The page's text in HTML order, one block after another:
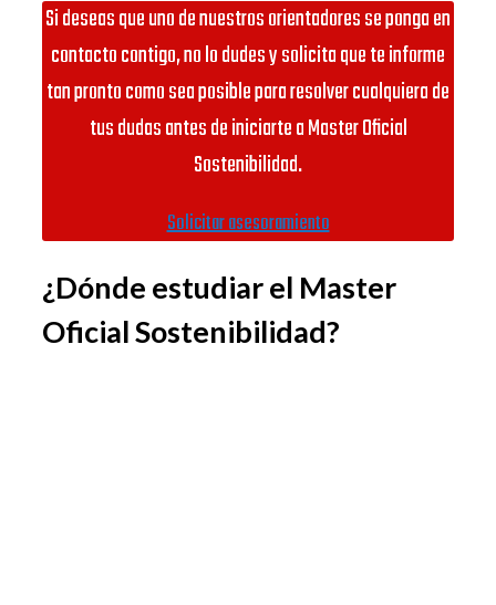
Si deseas que uno de nuestros orientadores se ponga en
contacto contigo, no lo dudes y solicita que te informe
tan pronto como sea posible para resolver cualquiera de
tus dudas antes de iniciarte a Master Oficial
Sostenibilidad.
Solicitar asesoramiento
¿Dónde estudiar el Master
Oficial Sostenibilidad?